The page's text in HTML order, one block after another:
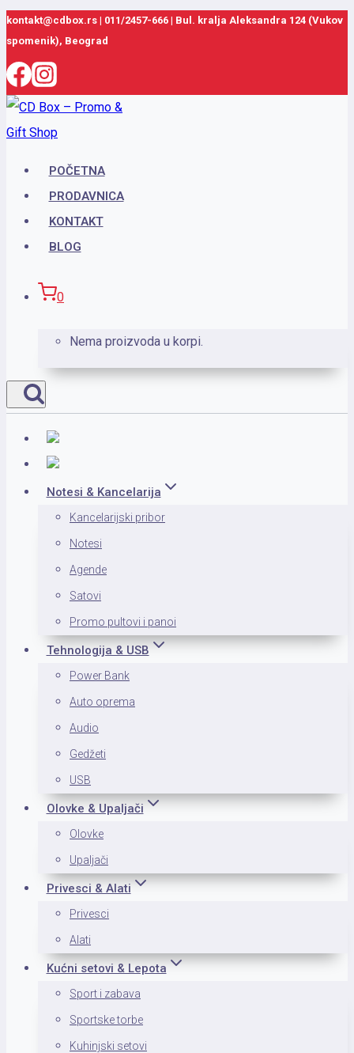
Skip
to
content
kontakt@cdbox.rs | 011/2457-666 | Bul. kralja Aleksandra 124 (Vukov
spomenik), Beograd
POČETNA
PRODAVNICA
KONTAKT
BLOG
0
Nema proizvoda u korpi.
Notesi & Kancelarija
Kancelarijski pribor
Notesi
Agende
Satovi
Promo pultovi i panoi
Tehnologija & USB
Power Bank
Auto oprema
Audio
Gedžeti
USB
Olovke & Upaljači
Olovke
Upaljači
Privesci & Alati
Privesci
Alati
Kućni setovi & Lepota
Sport i zabava
Sportske torbe
Kuhinjski setovi